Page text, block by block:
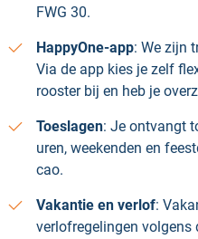
FWG 30.
HappyOne‑app: We zijn
Via de app kies je zelf
rooster bij en heb je
Toeslagen: Je ontvangt
uren, weekenden en
cao.
Vakantie en verlof:
verlofregelingen volgens